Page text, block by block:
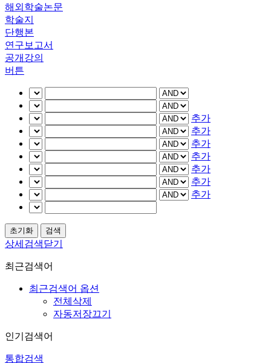
해외학술논문
학술지
단행본
연구보고서
공개강의
버튼
추가
추가
추가
추가
추가
추가
추가
상세검색닫기
최근검색어
최근검색어 옵션
전체삭제
자동저장끄기
인기검색어
통합검색